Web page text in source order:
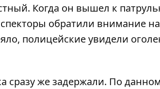
Когда он вышел к
обратили внимание
полицейские увидели
сразу же задержали. По